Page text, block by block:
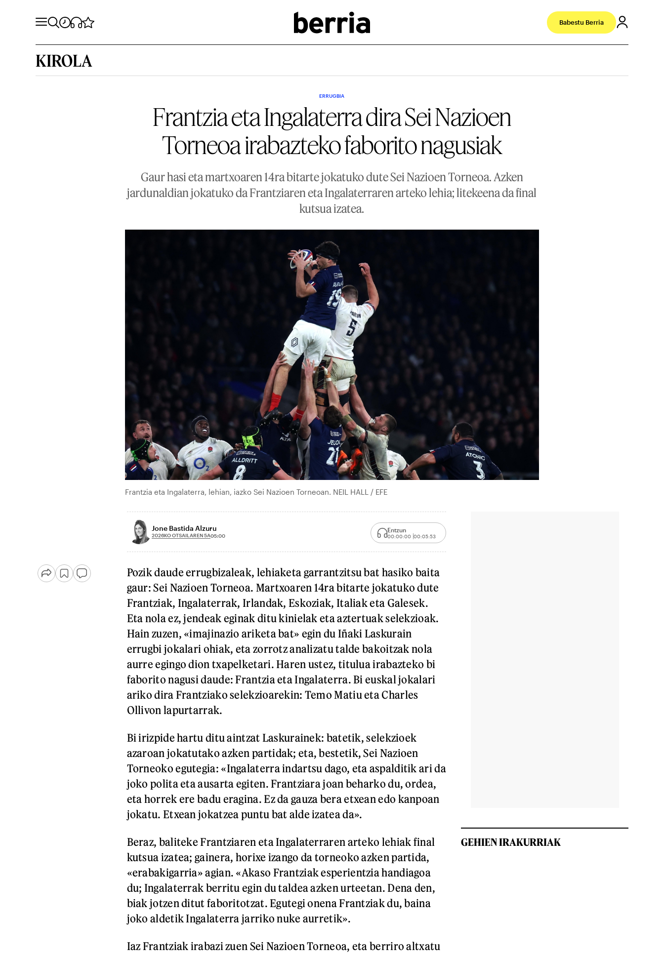
Babestu Berria
KIROLA
ERRUGBIA
Frantzia eta Ingalaterra dira Sei Nazioen
Torneoa irabazteko faborito nagusiak
Gaur hasi eta martxoaren 14ra bitarte jokatuko dute Sei Nazioen Torneoa. Azken
jardunaldian jokatuko da Frantziaren eta Ingalaterraren arteko lehia; litekeena da final
kutsua izatea.
Frantzia eta Ingalaterra, lehian, iazko Sei Nazioen Torneoan. NEIL HALL / EFE
Jone Bastida Alzuru
2026KO OTSAILAREN 5A05:00
Entzun
00:00:00 00:05:53
Pozik daude errugbizaleak, lehiaketa garrantzitsu bat hasiko baita
gaur: Sei Nazioen Torneoa. Martxoaren 14ra bitarte jokatuko dute
Frantziak, Ingalaterrak, Irlandak, Eskoziak, Italiak eta Galesek.
Eta nola ez, jendeak eginak ditu kinielak eta aztertuak selekzioak.
Hain zuzen, «imajinazio ariketa bat» egin du Iñaki Laskurain
errugbi jokalari ohiak, eta zorrotz analizatu talde bakoitzak nola
aurre egingo dion txapelketari. Haren ustez, titulua irabazteko bi
faborito nagusi daude: Frantzia eta Ingalaterra. Bi euskal jokalari
ariko dira Frantziako selekzioarekin: Temo Matiu eta Charles
Ollivon lapurtarrak.
Bi irizpide hartu ditu aintzat Laskurainek: batetik, selekzioek
azaroan jokatutako azken partidak; eta, bestetik, Sei Nazioen
Torneoko egutegia: «Ingalaterra indartsu dago, eta aspalditik ari da
joko polita eta ausarta egiten. Frantziara joan beharko du, ordea,
eta horrek ere badu eragina. Ez da gauza bera etxean edo kanpoan
jokatu. Etxean jokatzea puntu bat alde izatea da».
Beraz, baliteke Frantziaren eta Ingalaterraren arteko lehiak final
kutsua izatea; gainera, horixe izango da torneoko azken partida,
«erabakigarria» agian. «Akaso Frantziak esperientzia handiagoa
du; Ingalaterrak berritu egin du taldea azken urteetan. Dena den,
biak jotzen ditut faboritotzat. Egutegi onena Frantziak du, baina
joko aldetik Ingalaterra jarriko nuke aurretik».
Iaz Frantziak irabazi zuen Sei Nazioen Torneoa, eta berriro altxatu
GEHIEN IRAKURRIAK